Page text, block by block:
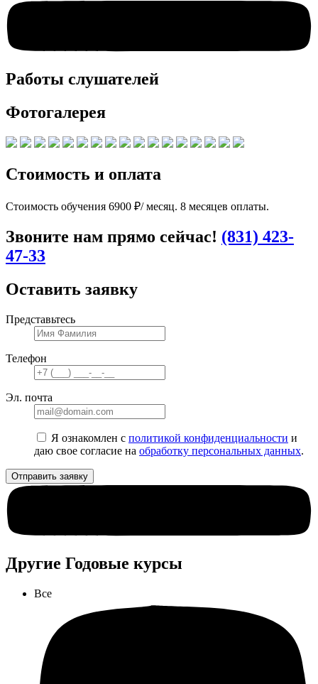
Работы слушателей
Фотогалерея
Стоимость и оплата
Стоимость обучения 6900 ₽/ месяц. 8 месяцев оплаты.
Звоните нам прямо сейчас! (831) 423-
47-33
Оставить заявку
Представьтесь
Телефон
Эл. почта
Я ознакомлен с политикой конфиденциальности и
даю свое согласие на обработку персональных данных.
Другие Годовые курсы
Все